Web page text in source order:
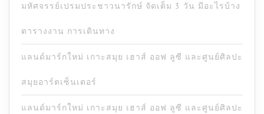
มหัศจรรย์เปรมประชาวนารักษ์ จัดเต็ม 3 วัน มีอะไรบ้าง
ตารางงาน การเดินทาง
แลนด์มาร์กใหม่ เกาะสมุย เฮาส์ ออฟ ลูซี และศูนย์ศิลปะ
สมุยอาร์ตเซ็นเตอร์
แลนด์มาร์กใหม่ เกาะสมุย เฮาส์ ออฟ ลูซี และศูนย์ศิลปะ